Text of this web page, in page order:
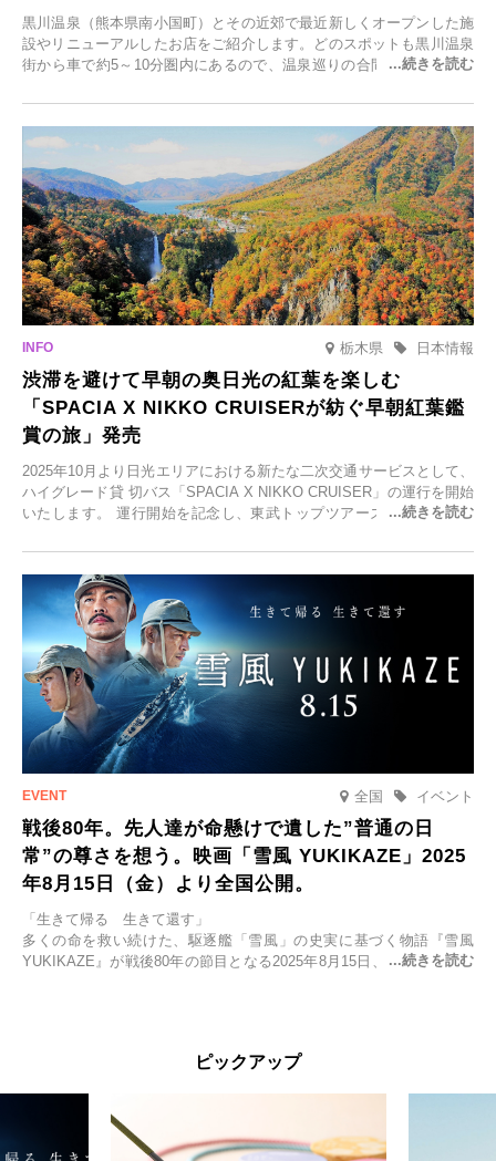
黒川温泉（熊本県南小国町）とその近郊で最近新しくオープンした施
設やリニューアルしたお店をご紹介します。どのスポットも黒川温泉
街から車で約5～10分圏内にあるので、温泉巡りの合間に気軽に立ち
元食材にこだわったレストランなど、多彩な魅力が満載です。黒川温
泉の新たな楽しみとしてチェックしてみてください。
栃木県 日本情報
渋滞を避けて早朝の奥日光の紅葉を楽しむ
「SPACIA X NIKKO CRUISERが紡ぐ早朝紅葉鑑
賞の旅」発売
2025年10月より日光エリアにおける新たな二次交通サービスとして、
ハイグレード貸 切バス「SPACIA X NIKKO CRUISER」の運行を開始
いたします。 運行開始を記念し、東武トップツアーズ株式会社では
2025年9月12日(金)より発売いたします。
全国 イベント
戦後80年。先人達が命懸けで遺した”普通の日
常”の尊さを想う。映画「雪風 YUKIKAZE」2025
年8月15日（金）より全国公開。
「生きて帰る 生きて還す」
多くの命を救い続けた、駆逐艦「雪風」の史実に基づく物語『雪風
YUKIKAZE』が戦後80年の節目となる2025年8月15日、全国公開され
くの仲間の命を救い帰還させ、戦後まで生き抜き「幸運艦」と呼ばれ
主演は「雪風」の艦長・寺澤一利を演じる竹野内豊。先任伍長・早瀬
ピックアップ